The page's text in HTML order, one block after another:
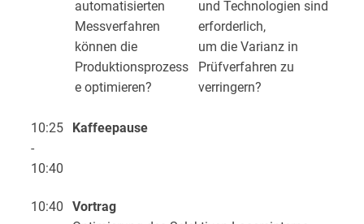
automatisierten
Messverfahren
können die
Produktionsprozess
e optimieren?
und Technologien sind
erforderlich,
um die Varianz in
Prüfverfahren zu
verringern?
10:25
-
10:40
Kaffeepause
10:40
Vortrag